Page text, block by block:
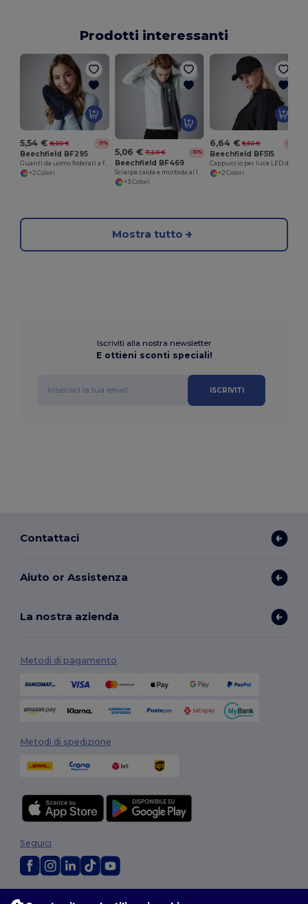
Prodotti interessanti
5,54 € 8,00 € -31%
Beechfield BF295
Guanti da uomo foderati a freddo estremo
+2 Colori
5,06 € 7,20 € -30%
Beechfield BF469
+3 Colori
6,64 € 9,50 € -30%
Beechfield BF515
+2 Colori
Mostra tutto
Iscriviti alla nostra newsletter
E ottieni sconti speciali!
ISCRIVITI
Contattaci
Aiuto or Assistenza
La nostra azienda
Metodi di pagamento
Metodi di spedizione
Seguici